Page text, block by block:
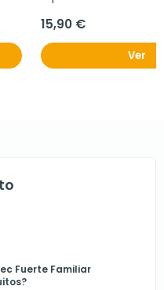
15,90 €
Ver
Fuerte Familiar